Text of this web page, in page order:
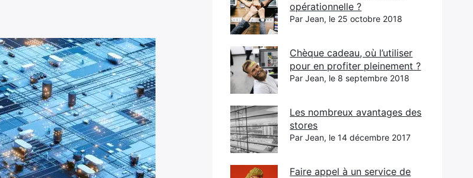
opérationnelle ?
Par Jean, le 25 octobre 2018
Chèque cadeau, où l’utiliser
pour en profiter pleinement ?
Par Jean, le 8 septembre 2018
Les nombreux avantages des
stores
Par Jean, le 14 décembre 2017
Faire appel à un service de